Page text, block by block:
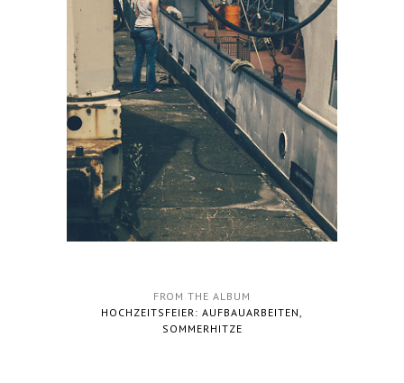
FROM THE ALBUM
HOCHZEITSFEIER: AUFBAUARBEITEN,
SOMMERHITZE